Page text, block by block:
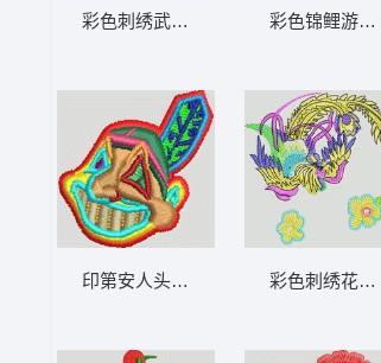
彩色刺绣武将形象 古代中国门神武将
印第安人头像徽章 卡通人 章
彩色锦鲤游动
彩色刺绣花卉